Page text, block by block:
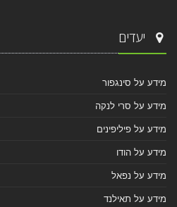
יעדים
מידע על סינגפור
מידע על סרי לנקה
מידע על פיליפינים
מידע על הודו
מידע על נפאל
מידע על תאילנד